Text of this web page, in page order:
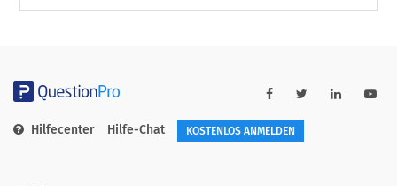
Hilfecenter Hilfe-Chat KOSTENLOS ANMELDEN